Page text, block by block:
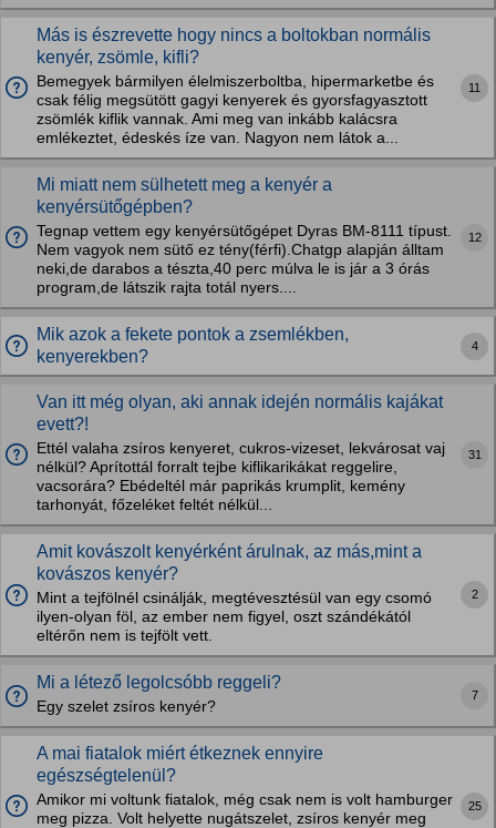
Más is észrevette hogy nincs a boltokban normális
kenyér, zsömle, kifli?
Bemegyek bármilyen élelmiszerboltba, hipermarketbe és
csak félig megsütött gagyi kenyerek és gyorsfagyasztott
zsömlék kiflik vannak. Ami meg van inkább kalácsra
emlékeztet, édeskés íze van. Nagyon nem látok a...
11
Mi miatt nem sülhetett meg a kenyér a
kenyérsütőgépben?
Tegnap vettem egy kenyérsütőgépet Dyras BM-8111 típust.
Nem vagyok nem sütő ez tény(férfi).Chatgp alapján álltam
neki,de darabos a tészta,40 perc múlva le is jár a 3 órás
program,de látszik rajta totál nyers....
12
Mik azok a fekete pontok a zsemlékben,
kenyerekben?
4
Van itt még olyan, aki annak idején normális kajákat
evett?!
Ettél valaha zsíros kenyeret, cukros-vizeset, lekvárosat vaj
nélkül? Aprítottál forralt tejbe kiflikarikákat reggelire,
vacsorára? Ebédeltél már paprikás krumplit, kemény
tarhonyát, főzeléket feltét nélkül...
31
Amit kovászolt kenyérként árulnak, az más,mint a
kovászos kenyér?
Mint a tejfölnél csinálják, megtévesztésül van egy csomó
ilyen-olyan föl, az ember nem figyel, oszt szándékától
eltérőn nem is tejfölt vett.
2
Mi a létező legolcsóbb reggeli?
Egy szelet zsíros kenyér?
7
A mai fiatalok miért étkeznek ennyire
egészségtelenül?
Amikor mi voltunk fiatalok, még csak nem is volt hamburger
meg pizza. Volt helyette nugátszelet, zsíros kenyér meg
25